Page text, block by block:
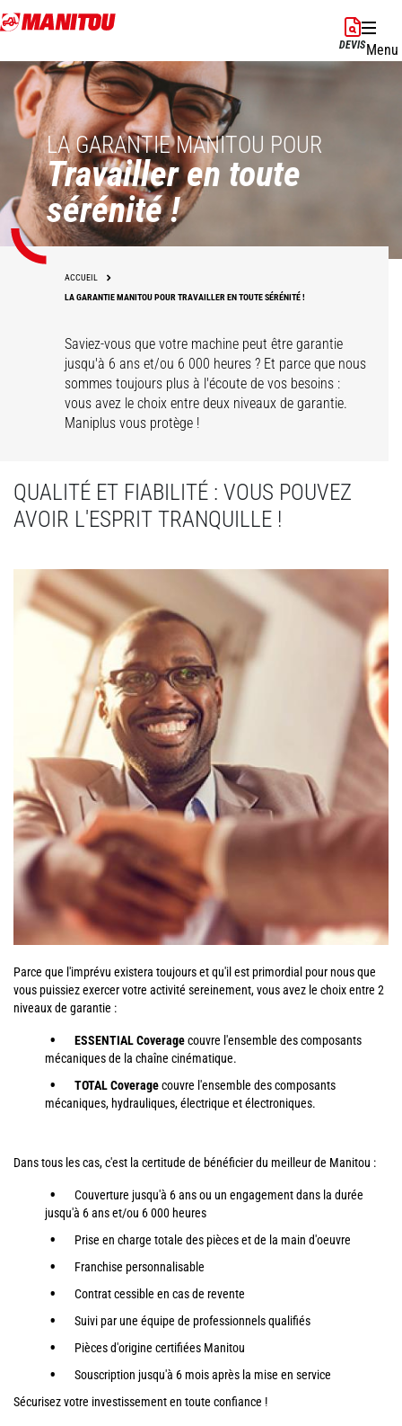
Aller
au
principal
DEVISMenu
LA GARANTIE MANITOU POUR
Travailler en toute
sérénité !
ACCUEIL
LA GARANTIE MANITOU POUR TRAVAILLER EN TOUTE SÉRÉNITÉ !
Saviez-vous que votre machine peut être garantie
jusqu'à 6 ans et/ou 6 000 heures ? Et parce que nous
sommes toujours plus à l'écoute de vos besoins :
vous avez le choix entre deux niveaux de garantie.
Maniplus vous protège !
QUALITÉ ET FIABILITÉ : VOUS POUVEZ
AVOIR L'ESPRIT TRANQUILLE !
Parce que l'imprévu existera toujours et qu'il est primordial pour nous que
vous puissiez exercer votre activité sereinement, vous avez le choix entre 2
niveaux de garantie :
ESSENTIAL Coveragecouvre l'ensemble des composants
mécaniques de la chaîne cinématique.
TOTAL Coveragecouvre l'ensemble des composants
mécaniques, hydrauliques, électrique et électroniques.
Dans tous les cas, c'est la certitude de bénéficier du meilleur de Manitou :
Couverture jusqu'à 6 ans ou un engagement dans la durée
jusqu'à 6 ans et/ou 6 000 heures
Prise en charge totale des pièces et de la main d'oeuvre
Franchise personnalisable
Contrat cessible en cas de revente
Suivi par une équipe de professionnels qualifiés
Pièces d'origine certifiées Manitou
Souscription jusqu'à 6 mois après la mise en service
Sécurisez votre investissement en toute confiance !